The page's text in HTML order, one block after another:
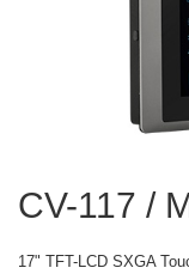
CV-117 /
17" TFT-LCD SXGA